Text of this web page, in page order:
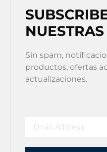
Sin spam,
productos, ofertas
actualizaciones.